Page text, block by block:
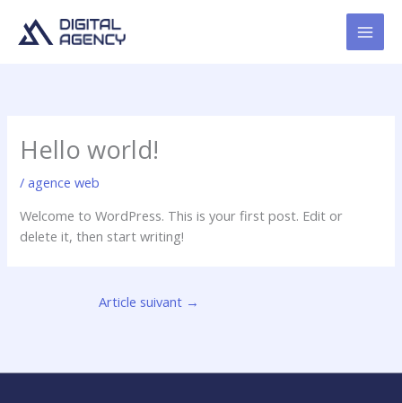
contenu
Hello world!
/agence web
Welcome to WordPress. This is your first post. Edit or
delete it, then start writing!
Article suivant →